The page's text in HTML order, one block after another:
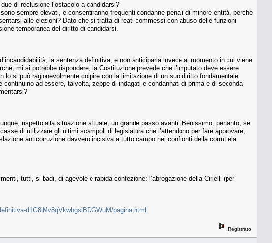
di reclusione l’ostacolo a candidarsi?
sempre elevati, e consentiranno frequenti condanne penali di minore entità, perché
alle elezioni? Dato che si tratta di reati commessi con abuso delle funzioni
temporanea del diritto di candidarsi.
la sentenza definitiva, e non anticiparla invece al momento in cui viene
mi si potrebbe rispondere, la Costituzione prevede che l’imputato deve essere
si può ragionevolmente colpire con la limitazione di un suo diritto fondamentale.
ad essere, talvolta, zeppe di indagati e condannati di prima e di seconda
rispetto alla situazione attuale, un grande passo avanti. Benissimo, pertanto, se
di utilizzare gli ultimi scampoli di legislatura che l’attendono per fare approvare,
anticorruzione davvero incisiva a tutto campo nei confronti della corruttela
tutti, si badi, di agevole e rapida confezione: l’abrogazione della Cirielli (per
d1G8iMv8qVkwbgsiBDGWuM/pagina.html
Registrato